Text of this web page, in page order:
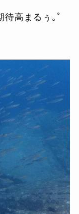
高まるぅ｡ﾟ